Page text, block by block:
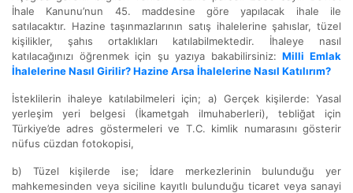
İhale Kanunu’nun 45. maddesine göre yapılacak ihale ile
satılacaktır. Hazine taşınmazlarının satış ihalelerine şahıslar, tüzel
kişilikler, şahıs ortaklıkları katılabilmektedir. İhaleye nasıl
katılacağınızı öğrenmek için şu yazıya bakabilirsiniz:Milli Emlak
İhalelerine Nasıl Girilir? Hazine Arsa İhalelerine Nasıl Katılırım?
İsteklilerin ihaleye katılabilmeleri için; a) Gerçek kişilerde: Yasal
yerleşim yeri belgesi (İkametgah ilmuhaberleri), tebliğat için
Türkiye’de adres göstermeleri ve T.C. kimlik numarasını gösterir
nüfus cüzdan fotokopisi,
b) Tüzel kişilerde ise; İdare merkezlerinin bulunduğu yer
mahkemesinden veya siciline kayıtlı bulunduğu ticaret veya sanayi